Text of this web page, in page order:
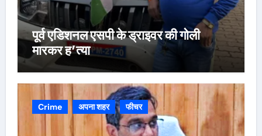
पूर्व एडिशनल एसपी के ड्राइवर की गोली
मारकर ह’त्या
Crime अपना शहर फीचर